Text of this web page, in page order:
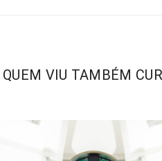
QUEM VIU TAMBÉM